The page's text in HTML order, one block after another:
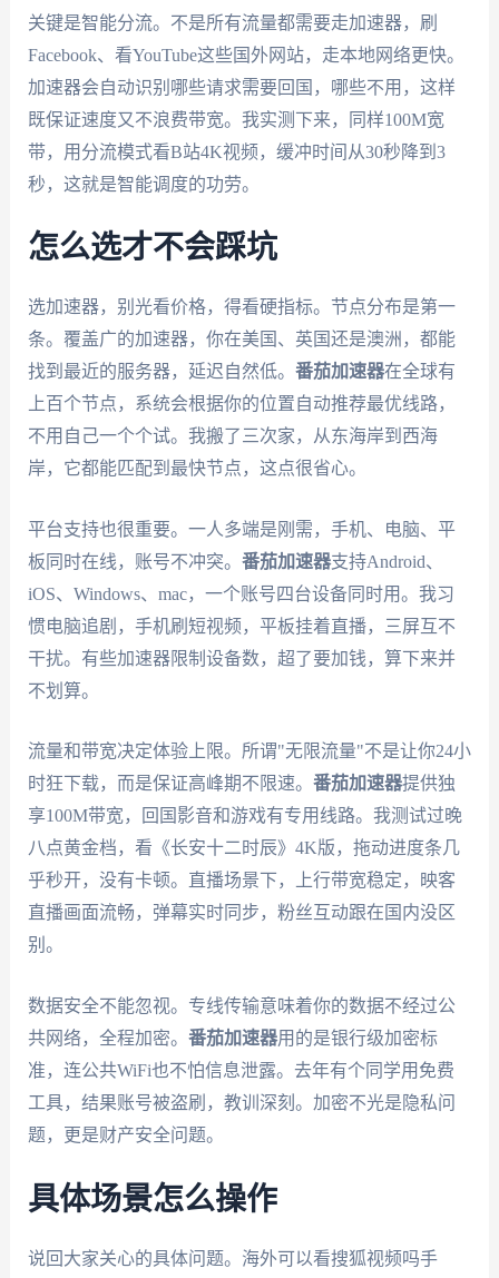
关键是智能分流。不是所有流量都需要走加速器，刷
Facebook、看YouTube这些国外网站，走本地网络更快。
加速器会自动识别哪些请求需要回国，哪些不用，这样
既保证速度又不浪费带宽。我实测下来，同样100M宽
带，用分流模式看B站4K视频，缓冲时间从30秒降到3
秒，这就是智能调度的功劳。
怎么选才不会踩坑
选加速器，别光看价格，得看硬指标。节点分布是第一
条。覆盖广的加速器，你在美国、英国还是澳洲，都能
找到最近的服务器，延迟自然低。 番茄加速器在全球有
上百个节点，系统会根据你的位置自动推荐最优线路，
不用自己一个个试。我搬了三次家，从东海岸到西海
岸，它都能匹配到最快节点，这点很省心。
平台支持也很重要。一人多端是刚需，手机、电脑、平
板同时在线，账号不冲突。 番茄加速器支持Android、
iOS、Windows、mac，一个账号四台设备同时用。我习
惯电脑追剧，手机刷短视频，平板挂着直播，三屏互不
干扰。有些加速器限制设备数，超了要加钱，算下来并
不划算。
流量和带宽决定体验上限。所谓"无限流量"不是让你24小
时狂下载，而是保证高峰期不限速。 番茄加速器提供独
享100M带宽，回国影音和游戏有专用线路。我测试过晚
八点黄金档，看《长安十二时辰》4K版，拖动进度条几
乎秒开，没有卡顿。直播场景下，上行带宽稳定，映客
直播画面流畅，弹幕实时同步，粉丝互动跟在国内没区
别。
数据安全不能忽视。专线传输意味着你的数据不经过公
共网络，全程加密。 番茄加速器用的是银行级加密标
准，连公共WiFi也不怕信息泄露。去年有个同学用免费
工具，结果账号被盗刷，教训深刻。加密不光是隐私问
题，更是财产安全问题。
具体场景怎么操作
说回大家关心的具体问题。海外可以看搜狐视频吗手